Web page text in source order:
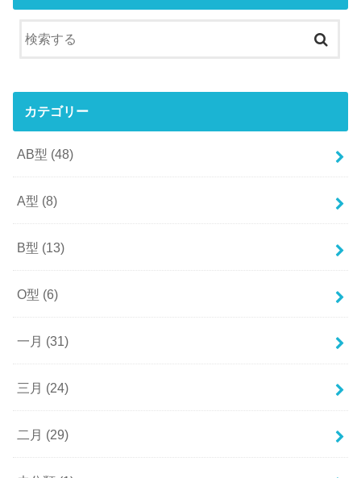
カテゴリー
AB型 (48)
A型 (8)
B型 (13)
O型 (6)
一月 (31)
三月 (24)
二月 (29)